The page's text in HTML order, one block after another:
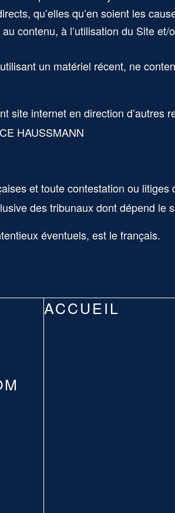
qu’elles qu’en soient les
contenu, à l’utilisation du Site
un matériel récent, ne
site internet en direction d’autres
HAUSSMANN
et toute contestation ou litiges
des tribunaux dont dépend le
éventuels, est le français.
ACCUEIL